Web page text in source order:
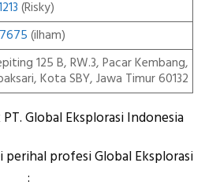
(Risky)
(ilham)
125 B, RW.3, Pacar Kembang,
Kota SBY, Jawa Timur 60132
Global Eksplorasi Indonesia
profesi Global Eksplorasi
: